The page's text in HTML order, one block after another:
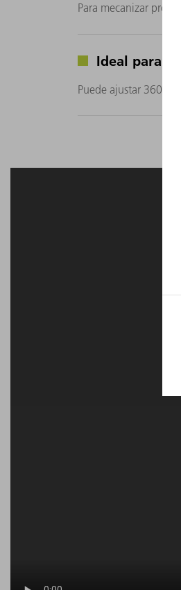
Para mecanizar
Ideal para
Puede ajustar 360°